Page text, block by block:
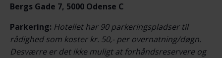
Bergs Gade 7, 5000 Odense C
Parkering: Hotellet har 90 parkeringspladser til
rådighed som koster kr. 50,- per overnatning/døgn.
Desværre er det ikke muligt at forhåndsreservere og